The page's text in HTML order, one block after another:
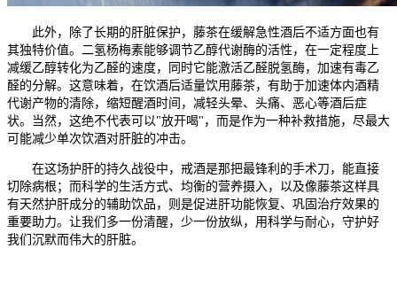
此外，除了长期的肝脏保护，藤茶在缓解急性酒后不适方面也有
其独特价值。二氢杨梅素能够调节乙醇代谢酶的活性，在一定程度上
减缓乙醇转化为乙醛的速度，同时它能激活乙醛脱氢酶，加速有毒乙
醛的分解。这意味着，在饮酒后适量饮用藤茶，有助于加速体内酒精
代谢产物的清除，缩短醒酒时间，减轻头晕、头痛、恶心等酒后症
状。当然，这绝不代表可以"放开喝"，而是作为一种补救措施，尽最大
可能减少单次饮酒对肝脏的冲击。
在这场护肝的持久战役中，戒酒是那把最锋利的手术刀，能直接
切除病根；而科学的生活方式、均衡的营养摄入，以及像藤茶这样具
有天然护肝成分的辅助饮品，则是促进肝功能恢复、巩固治疗效果的
重要助力。让我们多一份清醒，少一份放纵，用科学与耐心，守护好
我们沉默而伟大的肝脏。